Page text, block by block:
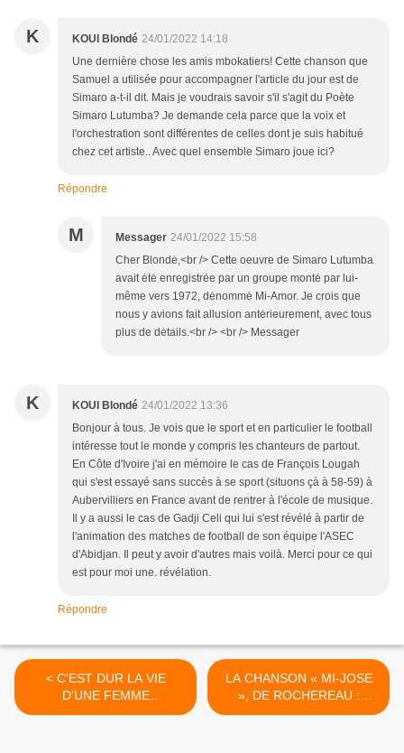
K KOUI Blondé 24/01/2022 14:18
Une dernière chose les amis mbokatiers! Cette chanson que
Samuel a utilisée pour accompagner l'article du jour est de
Simaro a-t-il dit. Mais je voudrais savoir s'il s'agit du Poète
Simaro Lutumba? Je demande cela parce que la voix et
l'orchestration sont différentes de celles dont je suis habitué
chez cet artiste.. Avec quel ensemble Simaro joue ici?
Répondre
M Messager 24/01/2022 15:58
Cher Blondė,<br /> Cette oeuvre de Simaro Lutumba
avait ėtė enregistrėe par un groupe montė par lui-
même vers 1972, dėnommė Mi-Amor. Je crois que
nous y avions fait allusion antėrieurement, avec tous
plus de dėtails.<br /> <br /> Messager
K KOUI Blondé 24/01/2022 13:36
Bonjour à tous. Je vois que le sport et en particulier le football
intéresse tout le monde y compris les chanteurs de partout.
En Côte d'Ivoire j'ai en mémoire le cas de François Lougah
qui s'est essayé sans succès à se sport (situons çà à 58-59) à
Aubervilliers en France avant de rentrer à l'école de musique.
Il y a aussi le cas de Gadji Celi qui lui s'est révélé à partir de
l'animation des matches de football de son équipe l'ASEC
d'Abidjan. Il peut y avoir d'autres mais voilà. Merci pour ce qui
est pour moi une. révélation.
Répondre
< C'EST DUR LA VIE
D'UNE FEMME
CELIBATAIRE
LA CHANSON « MI-JOSE
», DE ROCHEREAU :
RECHERCHÉE PAR JEAN-